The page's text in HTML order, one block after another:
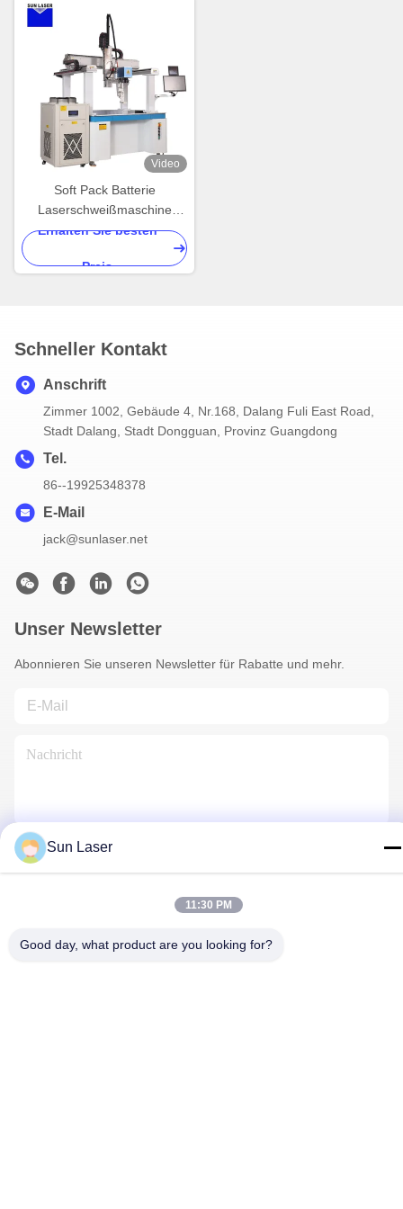
Video
Soft Pack Batterie
Laserschweißmaschine
Automatische Solarzelle
Laserschweißgeräte
Erhalten Sie besten
Preis
Schneller Kontakt
Anschrift
Zimmer 1002, Gebäude 4, Nr.168, Dalang Fuli East Road,
Stadt Dalang, Stadt Dongguan, Provinz Guangdong
Tel.
86--19925348378
E-Mail
jack@sunlaser.net
Unser Newsletter
Abonnieren Sie unseren Newsletter für Rabatte und mehr.
Kontakt Mit Uns
Lithiumbatterienbauleitung Lieferant. Urheberrecht © 2024-2026
Sun Laser
11:30 PM
Good day, what product are you looking for?